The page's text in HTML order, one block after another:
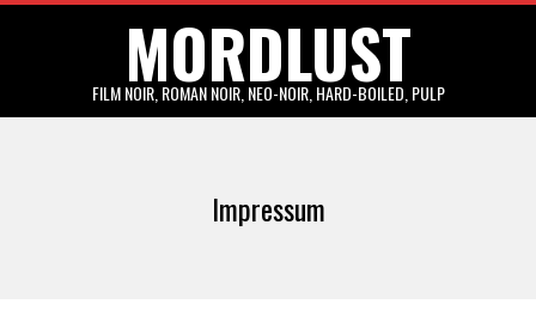
MORDLUST
FILM NOIR, ROMAN NOIR, NEO-NOIR, HARD-BOILED, PULP
Impressum